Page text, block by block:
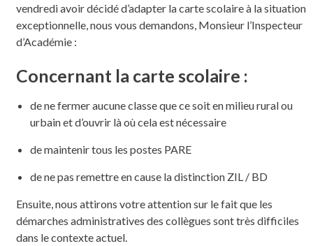
vendredi avoir décidé d’adapter la carte scolaire à la situation
exceptionnelle, nous vous demandons, Monsieur l’Inspecteur
d’Académie :
Concernant la carte scolaire :
de ne fermer aucune classe que ce soit en milieu rural ou
urbain et d’ouvrir là où cela est nécessaire
de maintenir tous les postes PARE
de ne pas remettre en cause la distinction ZIL / BD
Ensuite, nous attirons votre attention sur le fait que les
démarches administratives des collègues sont très difficiles
dans le contexte actuel.